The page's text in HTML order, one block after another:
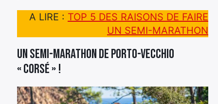
A LIRE : TOP 5 DES RAISONS DE FAIRE
UN SEMI-MARATHON
Un semi-marathon de Porto-Vecchio
« corsé » !